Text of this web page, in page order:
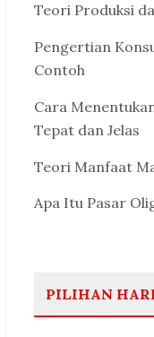
Teori Produksi
Pengertian
Contoh
Cara
Tepat dan Jelas
Teori Manfaat
Apa Itu Pasar
PILIHAN